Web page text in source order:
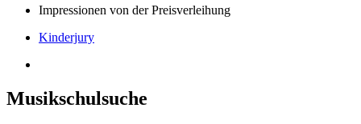
Impressionen von der Preisverleihung
Kinderjury
Musikschulsuche